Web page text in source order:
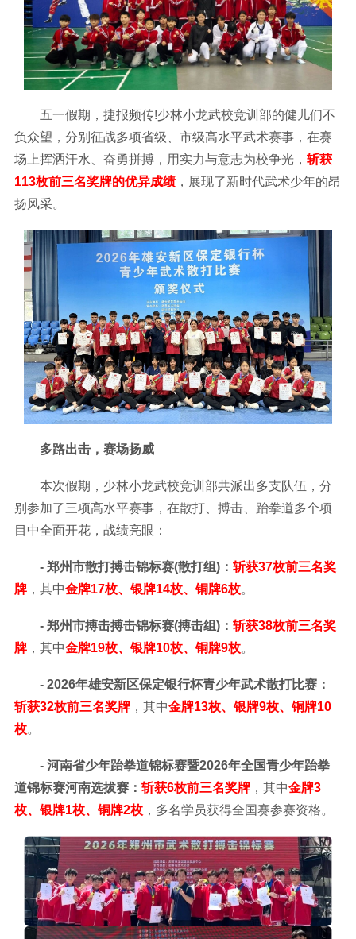
五一假期，捷报频传!少林小龙武校竞训部的健儿们不
负众望，分别征战多项省级、市级高水平武术赛事，在赛
场上挥洒汗水、奋勇拼搏，用实力与意志为校争光， 斩获
113枚前三名奖牌的优异成绩，展现了新时代武术少年的昂
扬风采。
多路出击，赛场扬威
本次假期，少林小龙武校竞训部共派出多支队伍，分
别参加了三项高水平赛事，在散打、搏击、跆拳道多个项
目中全面开花，战绩亮眼：
- 郑州市散打搏击锦标赛(散打组)： 斩获37枚前三名奖
牌，其中金牌17枚、银牌14枚、铜牌6枚。
- 郑州市搏击搏击锦标赛(搏击组)： 斩获38枚前三名奖
牌，其中金牌19枚、银牌10枚、铜牌9枚。
- 2026年雄安新区保定银行杯青少年武术散打比赛：
斩获32枚前三名奖牌，其中金牌13枚、银牌9枚、铜牌10
枚。
- 河南省少年跆拳道锦标赛暨2026年全国青少年跆拳
道锦标赛河南选拔赛： 斩获6枚前三名奖牌，其中金牌3
枚、银牌1枚、铜牌2枚，多名学员获得全国赛参赛资格。